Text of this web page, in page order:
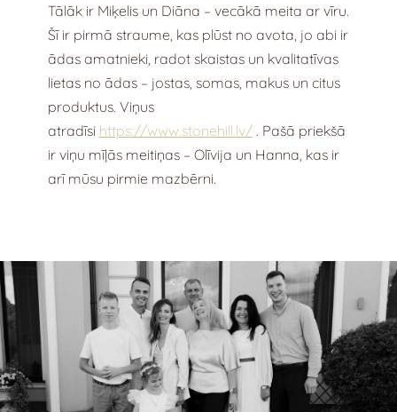
Tālāk ir Miķelis un Diāna – vecākā meita ar vīru.
Šī ir pirmā straume, kas plūst no avota, jo abi ir
ādas amatnieki, radot skaistas un kvalitatīvas
lietas no ādas – jostas, somas, makus un citus
produktus. Viņus
atradīsi https://www.stonehill.lv/. Pašā priekšā
ir viņu mīļās meitiņas – Olīvija un Hanna, kas ir
arī mūsu pirmie mazbērni.